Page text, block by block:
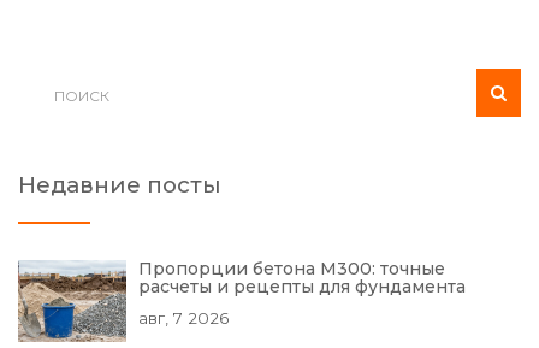
Недавние посты
Пропорции бетона М300: точные
расчеты и рецепты для фундамента
авг, 7 2026